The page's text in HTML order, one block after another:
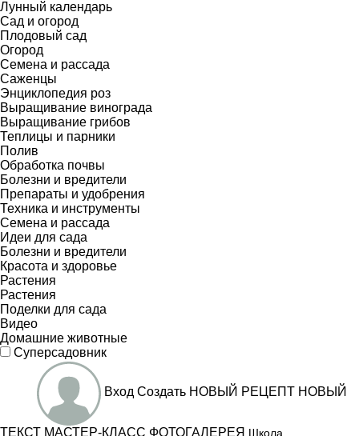
Лунный календарь
Сад и огород
Плодовый сад
Огород
Семена и рассада
Саженцы
Энциклопедия роз
Выращивание винограда
Выращивание грибов
Теплицы и парники
Полив
Обработка почвы
Болезни и вредители
Препараты и удобрения
Техника и инструменты
Семена и рассада
Идеи для сада
Болезни и вредители
Красота и здоровье
Растения
Растения
Поделки для сада
Видео
Домашние животные
Суперсадовник
Вход Создать НОВЫЙ РЕЦЕПТ НОВЫЙ
ТЕКСТ МАСТЕР-КЛАСС ФОТОГАЛЕРЕЯ Школа